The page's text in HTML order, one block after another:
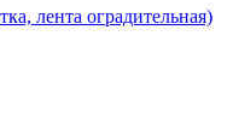
лента оградительная)